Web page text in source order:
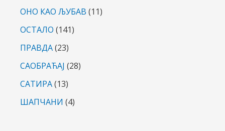
ОНО КАО ЉУБАВ (11)
ОСТАЛО (141)
ПРАВДА(23)
САОБРАЋАЈ (28)
САТИРА(13)
ШАПЧАНИ (4)